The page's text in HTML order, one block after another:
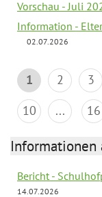
Vorschau - Juli
Information -
02.07.2026
1 2 3
10
... 16
Informationen
Bericht -
14.07.2026